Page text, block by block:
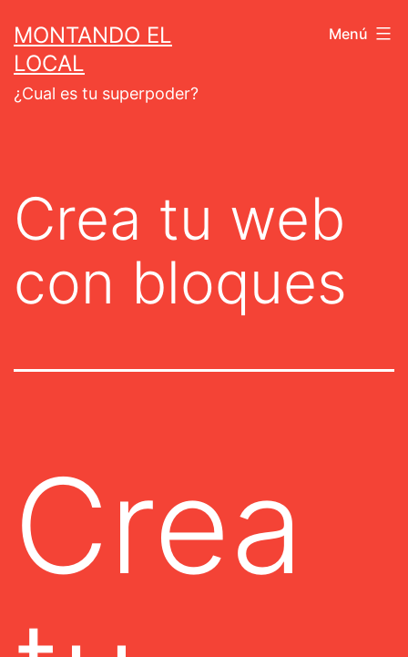
contenido
MONTANDO EL
LOCAL
¿Cual es tu superpoder?
Menú
Crea tu web
con bloques
Crea